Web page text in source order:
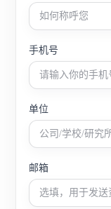
手机号
单位
邮箱